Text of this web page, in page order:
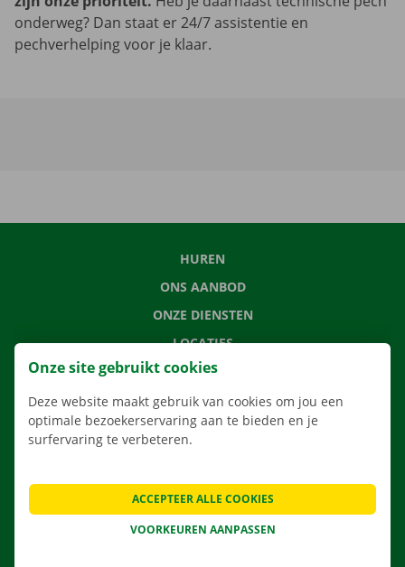
onderweg? Dan staat er 24/7 assistentie en
pechverhelping voor je klaar.
HUREN
ONS AANBOD
ONZE DIENSTEN
LOCATIES
APP
VERHUISOPLOSSINGEN
CONTACTEER ONS
VEELGESTELDE VRAGEN
Onze site gebruikt cookies
Deze website maakt gebruik van cookies om jou een
optimale bezoekerservaring aan te bieden en je
surfervaring te verbeteren.
VOORKEUREN AANPASSEN
ACCEPTEER ALLE COOKIES